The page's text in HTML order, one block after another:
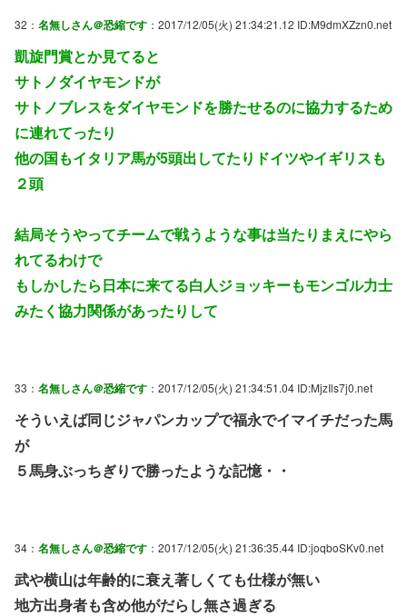
32： 名無しさん＠恐縮です ：2017/12/05(火) 21:34:21.12 ID:M9dmXZzn0.net
凱旋門賞とか見てると
サトノダイヤモンドが
サトノブレスをダイヤモンドを勝たせるのに協力するため
に連れてったり
他の国もイタリア馬が5頭出してたりドイツやイギリスも
２頭
結局そうやってチームで戦うような事は当たりまえにやら
れてるわけで
もしかしたら日本に来てる白人ジョッキーもモンゴル力士
みたく協力関係があったりして
33： 名無しさん＠恐縮です ：2017/12/05(火) 21:34:51.04 ID:MjzIls7j0.net
そういえば同じジャパンカップで福永でイマイチだった馬
が
５馬身ぶっちぎりで勝ったような記憶・・
34： 名無しさん＠恐縮です ：2017/12/05(火) 21:36:35.44 ID:joqboSKv0.net
武や横山は年齢的に衰え著しくても仕様が無い
地方出身者も含め他がだらし無さ過ぎる